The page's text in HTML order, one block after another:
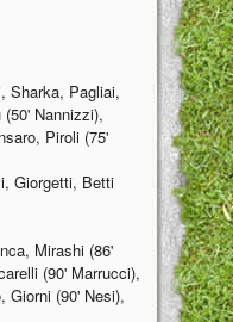
Sharka, Pagliai,
Nannizzi),
Piroli (75'
Giorgetti, Betti
Mirashi (86'
(90' Marrucci),
Giorni (90' Nesi),